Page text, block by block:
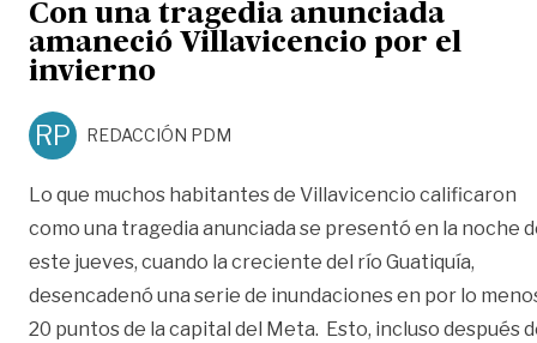
Con una tragedia anunciada
amaneció Villavicencio por el
invierno
RP REDACCIÓN PDM
Lo que muchos habitantes de Villavicencio calificaron
como una tragedia anunciada se presentó en la noche
este jueves, cuando la creciente del río Guatiquía,
desencadenó una serie de inundaciones en por lo
20 puntos de la capital del Meta. Esto, incluso después